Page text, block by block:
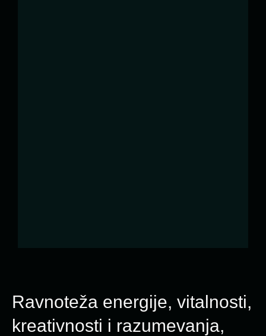
Ravnoteža energije, vitalnosti,
kreativnosti i razumevanja,